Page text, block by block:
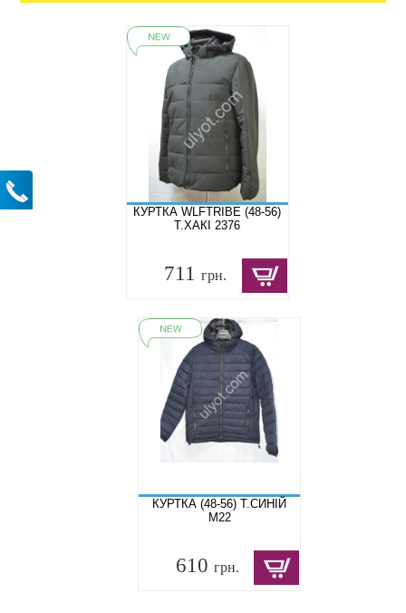
КУРТКА WLFTRIBE (48-56)
Т.ХАКІ 2376
711грн.
КУРТКА (48-56) Т.СИНІЙ
M22
610 грн.